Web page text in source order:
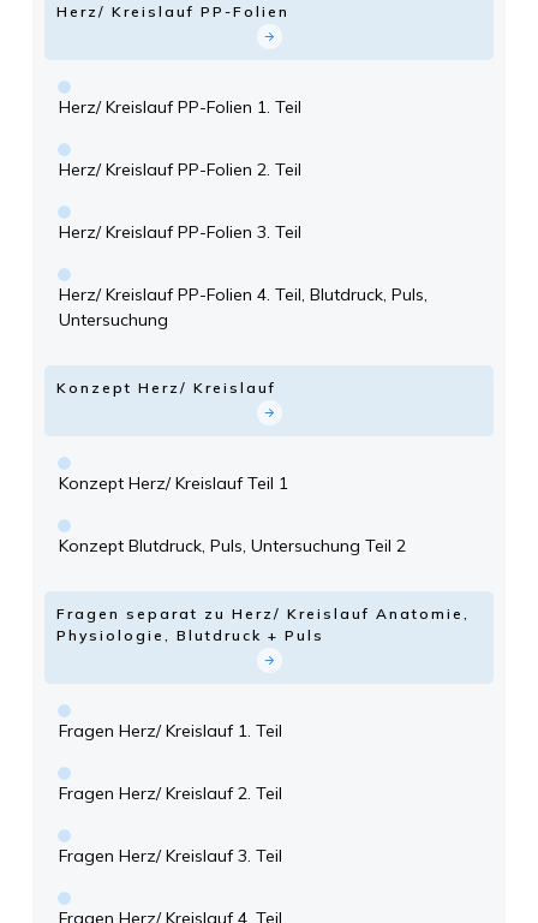
Herz/ Kreislauf PP-Folien
Herz/ Kreislauf PP-Folien 1. Teil
Herz/ Kreislauf PP-Folien 2. Teil
Herz/ Kreislauf PP-Folien 3. Teil
Herz/ Kreislauf PP-Folien 4. Teil, Blutdruck, Puls,
Untersuchung
Konzept Herz/ Kreislauf
Konzept Herz/ Kreislauf Teil 1
Konzept Blutdruck, Puls, Untersuchung Teil 2
Fragen separat zu Herz/ Kreislauf Anatomie,
Physiologie, Blutdruck + Puls
Fragen Herz/ Kreislauf 1. Teil
Fragen Herz/ Kreislauf 2. Teil
Fragen Herz/ Kreislauf 3. Teil
Fragen Herz/ Kreislauf 4. Teil